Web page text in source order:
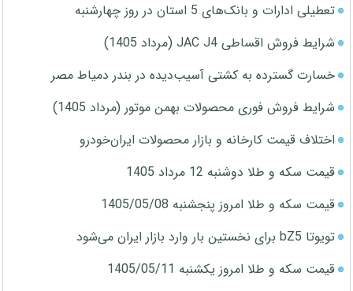
تعطیلی ادارات و بانک‌های 5 استان در روز چهارشنبه
شرایط فروش اقساطی JAC J4 (مرداد 1405)
خسارت گسترده به کشتی آسیب‌دیده در بندر دمیاط مصر
شرایط فروش فوری محصولات بهمن موتور (مرداد 1405)
اختلاف قیمت کارخانه و بازار محصولات ایران‌خودرو
قیمت سکه و طلا دوشنبه 12 مرداد 1405
قیمت سکه و طلا امروز پنجشنبه 1405/05/08
تویوتا bZ5 برای نخستین بار وارد بازار ایران می‌شود
قیمت سکه و طلا امروز یکشنبه 1405/05/11